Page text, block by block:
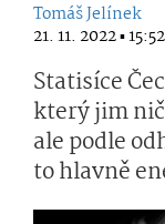
Tomáš Jelínek
21. 11. 2022 ▪ 15:52
Statisíce
který jim
ale podle
to hlavně